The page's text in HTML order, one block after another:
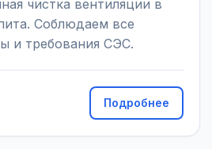
чистка вентиляции в
Соблюдаем все
и требования СЭС.
Подробнее